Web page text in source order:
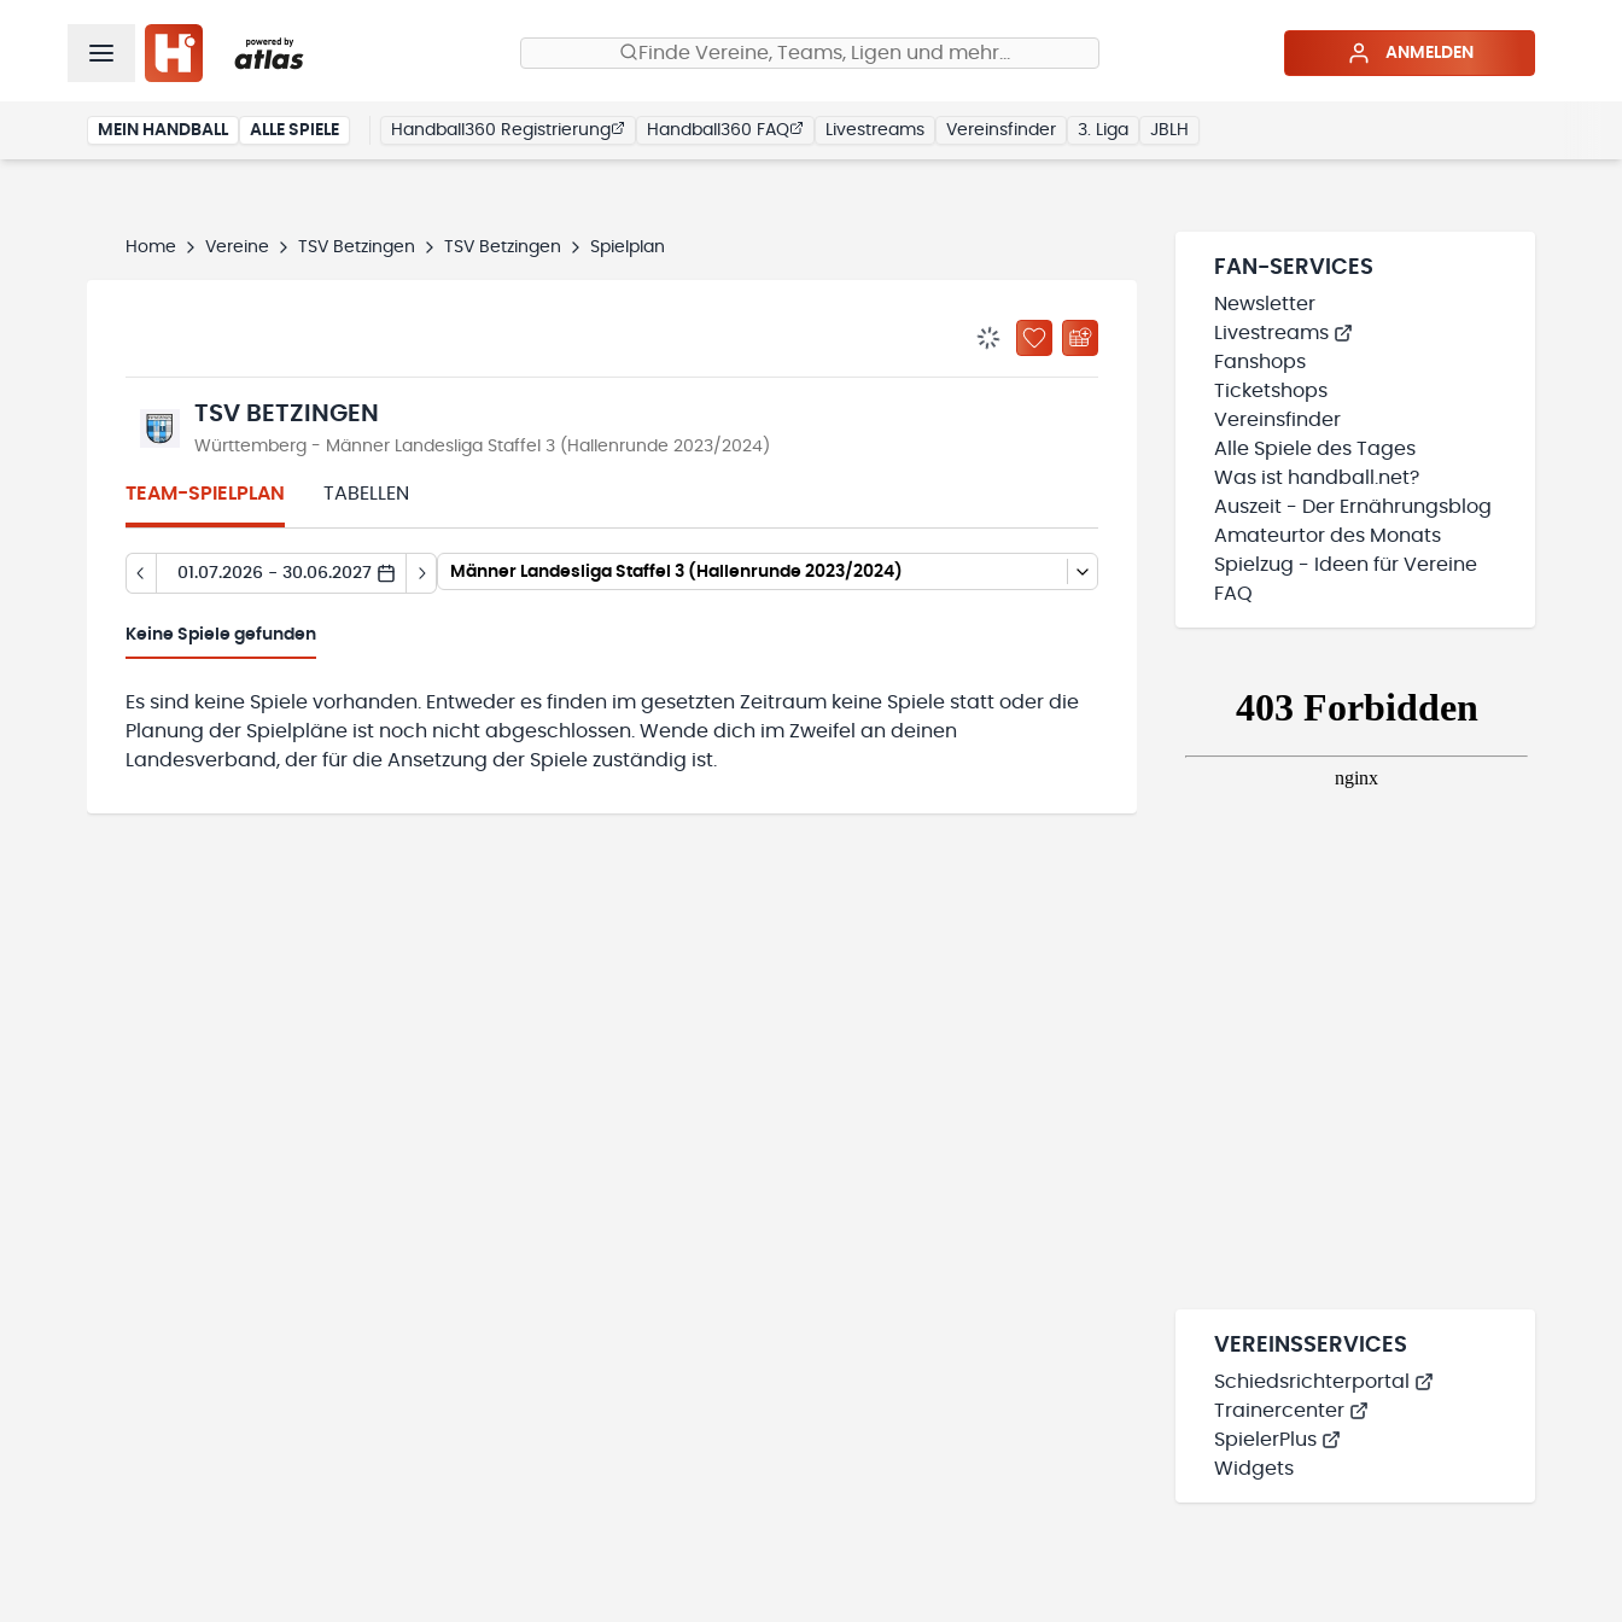
Finde Vereine, Teams, Ligen und mehr… ANMELDEN
MEIN HANDBALL ALLE SPIELE Handball360 Registrierung Handball360 FAQ Livestreams Vereinsfinder 3. Liga JBLH
Home Vereine TSV Betzingen TSV Betzingen Spielplan
BENACHRICHTIGUNGSSTATUS WIRD GELADEN
ZU „MEINE TEAMS“ HINZUFÜGEN
TSV BETZINGEN
Württemberg - Männer Landesliga Staffel 3 (Hallenrunde 2023/2024)
TEAM-SPIELPLAN TABELLEN
01.07.2026 - 30.06.2027 Männer Landesliga Staffel 3 (Hallenrunde 2023/2024)
Keine Spiele gefunden
Es sind keine Spiele vorhanden. Entweder es finden im gesetzten Zeitraum keine Spiele statt oder die
Planung der Spielpläne ist noch nicht abgeschlossen. Wende dich im Zweifel an deinen
Landesverband, der für die Ansetzung der Spiele zuständig ist.
FAN-SERVICES
Newsletter
Livestreams
Fanshops
Ticketshops
Vereinsfinder
Alle Spiele des Tages
Was ist handball.net?
Auszeit - Der Ernährungsblog
Amateurtor des Monats
Spielzug - Ideen für Vereine
FAQ
VEREINSSERVICES
Schiedsrichterportal
Trainercenter
SpielerPlus
Widgets